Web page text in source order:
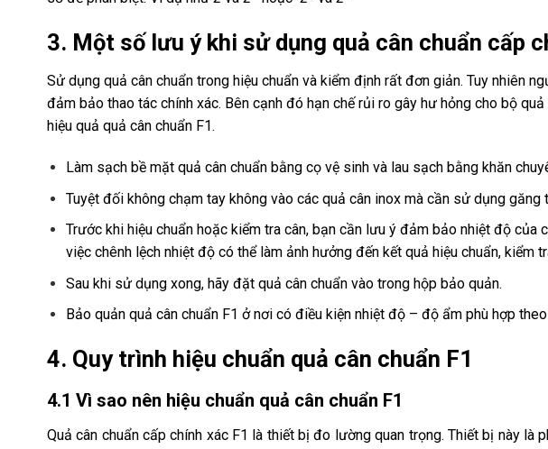
3. Một số lưu ý khi sử dụng quả cân chuẩn cấp
Sử dụng quả cân chuẩn trong hiệu chuẩn và kiểm định rất đơn giản. Tuy nhiên
đảm bảo thao tác chính xác. Bên cạnh đó hạn chế rủi ro gây hư hỏng cho bộ
hiệu quả quả cân chuẩn F1.
Làm sạch bề mặt quả cân chuẩn bằng cọ vệ sinh và lau sạch bằng khăn
Tuyệt đối không chạm tay không vào các quả cân inox mà cần sử dụng găng
Trước khi hiệu chuẩn hoặc kiểm tra cân, bạn cần lưu ý đảm bảo nhiệt độ của
việc chênh lệch nhiệt độ có thể làm ảnh hưởng đến kết quả hiệu chuẩn, kiểm
Sau khi sử dụng xong, hãy đặt quả cân chuẩn vào trong hộp bảo quản.
Bảo quản quả cân chuẩn F1 ở nơi có điều kiện nhiệt độ – độ ẩm phù hợp
4. Quy trình hiệu chuẩn quả cân chuẩn F1
4.1 Vì sao nên hiệu chuẩn quả cân chuẩn F1
Quả cân chuẩn cấp chính xác F1 là thiết bị đo lường quan trọng. Thiết bị này là